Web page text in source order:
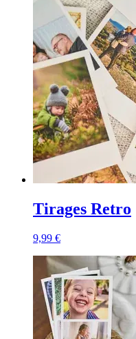
Tirages Retro
9,99 €